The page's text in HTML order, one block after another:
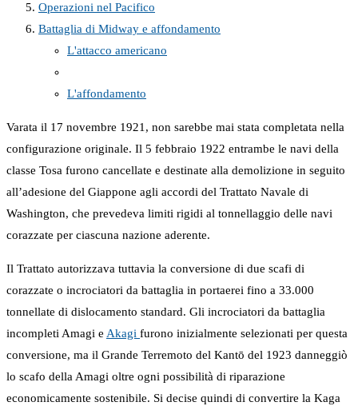
Operazioni nel Pacifico
Battaglia di Midway e affondamento
L'attacco americano
L'affondamento
Varata il 17 novembre 1921, non sarebbe mai stata completata nella
configurazione originale. Il 5 febbraio 1922 entrambe le navi della
classe Tosa furono cancellate e destinate alla demolizione in seguito
all’adesione del Giappone agli accordi del Trattato Navale di
Washington, che prevedeva limiti rigidi al tonnellaggio delle navi
corazzate per ciascuna nazione aderente.
Il Trattato autorizzava tuttavia la conversione di due scafi di
corazzate o incrociatori da battaglia in portaerei fino a 33.000
tonnellate di dislocamento standard. Gli incrociatori da battaglia
incompleti Amagi e Akagi furono inizialmente selezionati per questa
conversione, ma il Grande Terremoto del Kantō del 1923 danneggiò
lo scafo della Amagi oltre ogni possibilità di riparazione
economicamente sostenibile. Si decise quindi di convertire la Kaga